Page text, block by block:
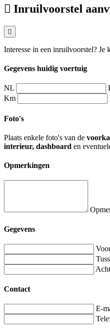
Inruilvoorstel
Interesse in een inruilvoorstel? Je
Gegevens huidig voertuig
NL
Km
Foto's
Plaats enkele foto's van de
interieur, dashboard en
Opmerkingen
Gegevens
Contact
E-